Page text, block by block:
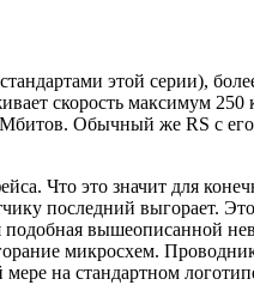
этой серии),
скорость максимум 250
Обычный же RS с
Что это значит для
последний выгорает.
подобная вышеописанной
микросхем.
на стандартном